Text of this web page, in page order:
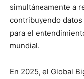
simultáneamente a
contribuyendo datos
para el
mundial.
En 2025, el Global